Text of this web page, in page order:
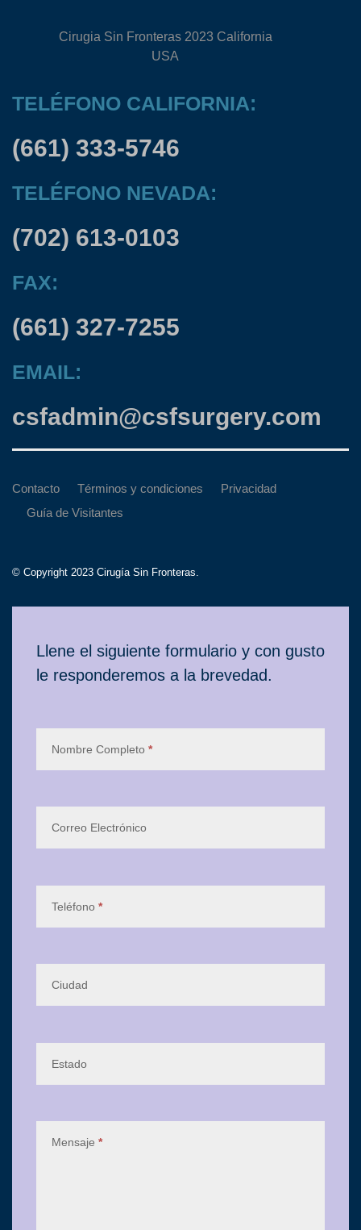
Cirugia Sin Fronteras 2023 California
USA
TELÉFONO CALIFORNIA:
(661) 333-5746
TELÉFONO NEVADA:
(702) 613-0103
FAX:
(661) 327-7255
EMAIL:
csfadmin@csfsurgery.com
Contacto Términos y condiciones
Privacidad
Guía de Visitantes
© Copyright 2023 Cirugía Sin Fronteras.
Llene el siguiente formulario y con gusto
le responderemos a la brevedad.
Nombre Completo *
Correo Electrónico
Teléfono *
Ciudad
Estado
Mensaje *